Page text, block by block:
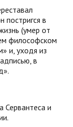
постригся в
(умер от
философском
и, уходя из
в
Сервантеса и